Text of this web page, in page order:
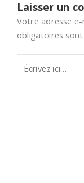
Laisser un
Votre adresse e-
obligatoires
Écrivez
ici…